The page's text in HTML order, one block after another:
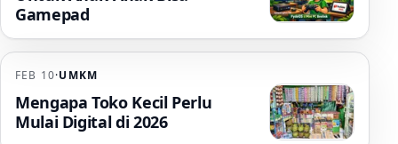
Gamepad
FEB 10·UMKM
Mengapa Toko Kecil Perlu
Mulai Digital di 2026